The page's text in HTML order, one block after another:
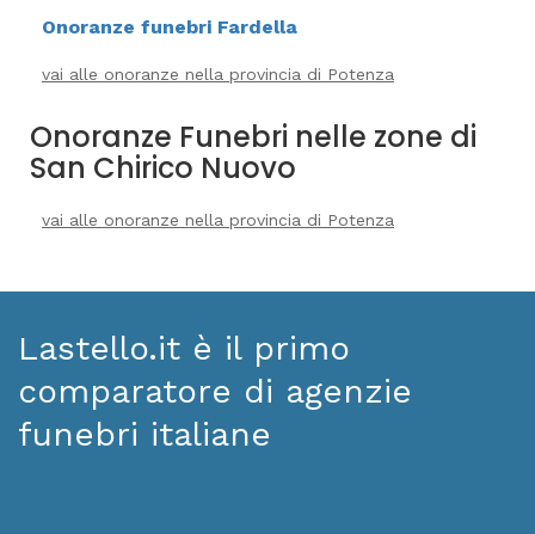
Onoranze funebri Fardella
vai alle onoranze nella provincia di Potenza
Onoranze Funebri nelle zone di
San Chirico Nuovo
vai alle onoranze nella provincia di Potenza
Lastello.it è il primo
comparatore di agenzie
funebri italiane